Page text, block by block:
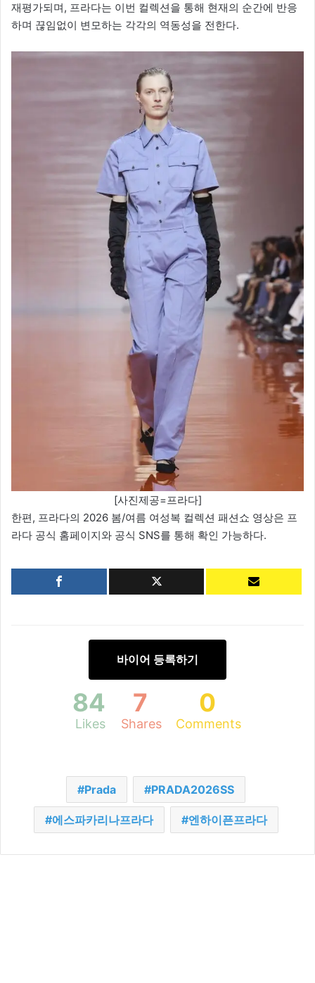
재평가되며, 프라다는 이번 컬렉션을 통해 현재의 순간에 반응
하며 끊임없이 변모하는 각각의 역동성을 전한다.
[사진제공=프라다]
한편, 프라다의 2026 봄/여름 여성복 컬렉션 패션쇼 영상은 프
라다 공식 홈페이지와 공식 SNS를 통해 확인 가능하다.
바이어 등록하기
84
Likes
7
Shares
0
Comments
Prada PRADA2026SS
에스파카리나프라다 엔하이픈프라다